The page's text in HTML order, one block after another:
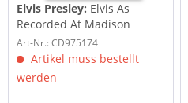
Elvis Presley: Elvis As
Recorded At Madison
Square Garden (3-CD)
Art-Nr.: CD975174
Artikel muss bestellt
werden